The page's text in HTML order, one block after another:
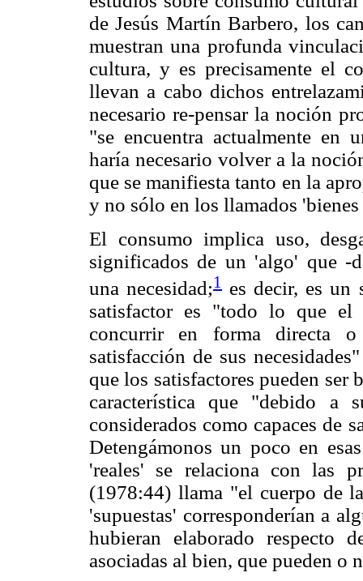
de Jesús Martín Barbero, los
muestran una profunda
cultura, y es precisamente el
llevan a cabo dichos
necesario re-pensar la noción
"se encuentra actualmente en
haría necesario volver a la
que se manifiesta tanto en la
y no sólo en los llamados
El consumo implica uso,
significados de un 'algo' que -
una necesidad;1es decir, es un
satisfactor es "todo lo que el
concurrir en forma directa
satisfacción de sus
que los satisfactores pueden ser
característica que "debido a
considerados como capaces de
Detengámonos un poco en
'reales' se relaciona con las
(1978:44) llama "el cuerpo de
'supuestas' corresponderían a
hubieran elaborado respecto
asociadas al bien, que pueden o